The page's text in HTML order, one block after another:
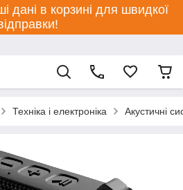
дані в корзині для швидкої
Техніка і електроніка Акустичні